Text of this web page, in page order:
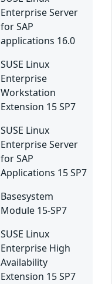
Enterprise Server
for SAP
applications 16.0
SUSE Linux
Enterprise
Workstation
Extension 15 SP7
SUSE Linux
Enterprise Server
for SAP
Applications 15 SP7
Basesystem
Module 15-SP7
SUSE Linux
Enterprise High
Availability
Extension 15 SP7